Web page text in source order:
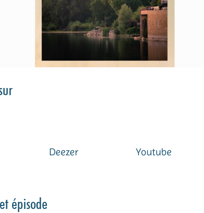
Deezer Youtube
épisode